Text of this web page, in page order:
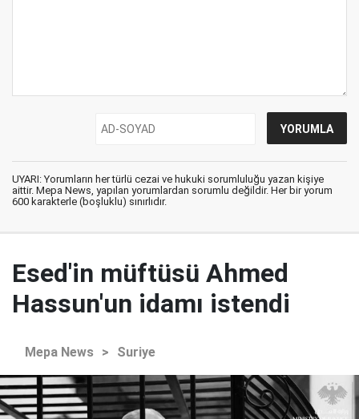
UYARI: Yorumların her türlü cezai ve hukuki sorumluluğu yazan kişiye
aittir. Mepa News, yapılan yorumlardan sorumlu değildir. Her bir yorum
600 karakterle (boşluklu) sınırlıdır.
Esed'in müftüsü Ahmed
Hassun'un idamı istendi
Mepa News > Suriye